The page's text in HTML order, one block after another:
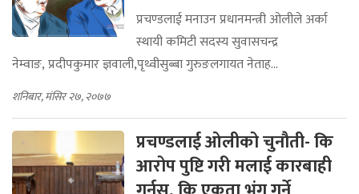
प्रचण्डलाई मनाउन प्रधानमन्त्री ओलीले अर्का
स्थायी कमिटी सदस्य सुवासचन्द्र
नेम्वाङ, प्रदीपकुमार ज्ञवाली,पृथ्वीसुब्बा गुरुङलगायत नेताह...
शनिबार, मंसिर २७, २०७७
प्रचण्डलाई ओलीको चुनौती- कि
आरोप पुष्टि गरी मलाई कारबाही